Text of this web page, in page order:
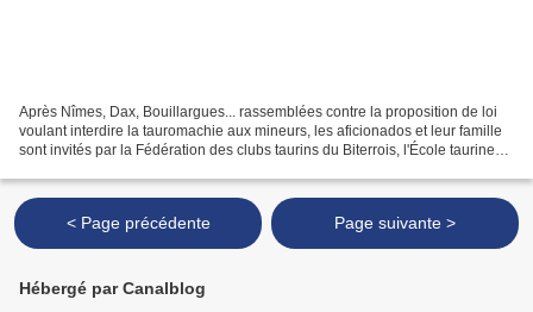
Après Nîmes, Dax, Bouillargues... rassemblées contre la proposition de loi
voulant interdire la tauromachie aux mineurs, les aficionados et leur famille
sont invités par la Fédération des clubs taurins du Biterrois, l'École taurine
< Page précédente Page suivante >
Hébergé par Canalblog